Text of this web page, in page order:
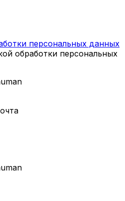
персональных данных
обработки персональных